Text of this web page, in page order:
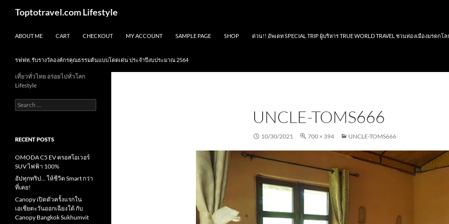
Toptotravel.com Lifestyle
ABOUT ME CART CHECKOUT MY ACCOUNT SAMPLE PAGE SHOP ด่วน!! อัพเดท SPECIAL TRIP ผู้บริหาร TRUE WORLD TRAVEL ชวนท่องเมืองมรดกโล
รฟฟท. รับรางวัลองค์กรคุณธรรมต้นแบบโดดเด่น ประจำปีงบประมาณ 2564
UNCLE-TOMS666
10/30/2021 700 × 394 UNCLE-TOMS666
เที่ยวทั่วไทย อร่อยไปทั่วโลก
Lifestyle
Search
for:
RECENT POSTS
OMODA C5 EV ครอสโอเวอร์
SUV ไฟฟ้า 100%
อัปทุกทริป… ให้ชีวิต Smart กว่า
ที่เคย!
Canopy เปิดตัวครั้งแรกใน
เอเชียตะวันออกเฉียงใต้ กับ
Canopy Bangkok Sukhumvit